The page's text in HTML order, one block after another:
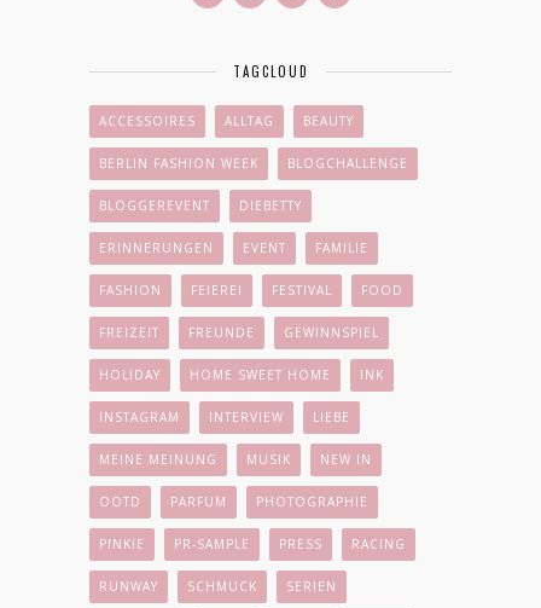
TAGCLOUD
ACCESSOIRES ALLTAG BEAUTY
BERLIN FASHION WEEK BLOGCHALLENGE
BLOGGEREVENT DIEBETTY
ERINNERUNGEN EVENT FAMILIE
FASHION FEIEREI FESTIVAL FOOD
FREIZEIT FREUNDE GEWINNSPIEL
HOLIDAY HOME SWEET HOME INK
INSTAGRAM INTERVIEW LIEBE
MEINE MEINUNG MUSIK NEW IN
OOTD PARFUM PHOTOGRAPHIE
PINKIE PR-SAMPLE PRESS RACING
RUNWAY SCHMUCK SERIEN